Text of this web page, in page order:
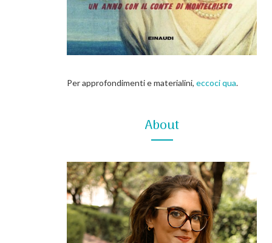
Per approfondimenti e materialini, eccoci qua.
About